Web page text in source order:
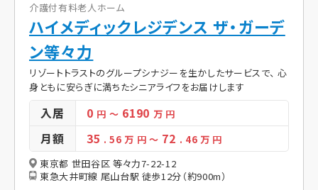
介護付有料老人ホーム
ハイメディックレジデンス ザ・ガーデ
ン等々力
リゾートトラストのグループシナジーを生かしたサービスで、 心
身ともに安らぎに満ちたシニアライフをお届けします
入居 0 円 ～ 6190 万 円
月額 35 . 56万 円 ～ 72 . 46 万 円
東京都 世田谷区 等々力7-22-12
東急大井町線 尾山台駅 徒歩12分（約900m）